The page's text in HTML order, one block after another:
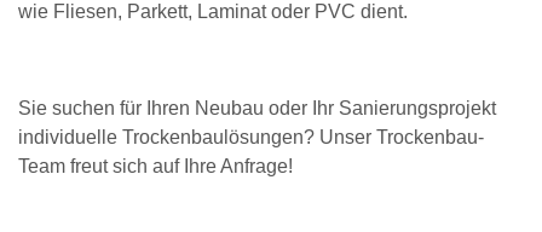
wie Fliesen, Parkett, Laminat oder PVC dient.
Sie suchen für Ihren Neubau oder Ihr Sanierungsprojekt
individuelle Trockenbaulösungen? Unser Trockenbau-
Team freut sich auf Ihre Anfrage!